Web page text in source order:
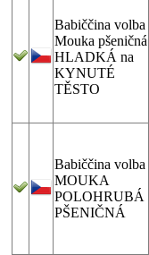
Babiččina volba
Mouka pšeničná
HLADKÁ na
KYNUTÉ
TĚSTO
Babiččina volba
MOUKA
POLOHRUBÁ
PŠENIČNÁ